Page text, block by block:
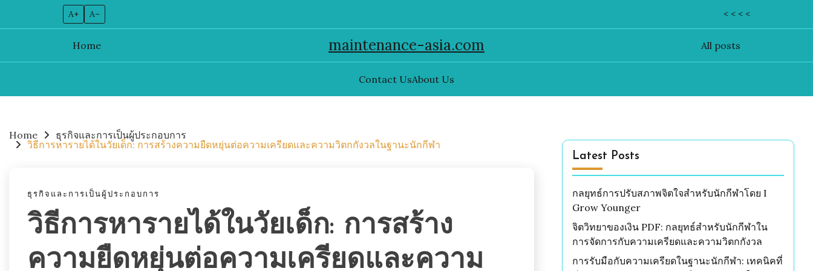
A+ A– < < < <
Home maintenance-asia.com All posts
Contact UsAbout Us
content
Home
ธุรกิจและการเป็นผู้ประกอบการ
วิธีการหารายได้ในวัยเด็ก: การสร้างความยืดหยุ่นต่อความเครียดและความวิตกกังวลในฐานะนักกีฬา
ธุรกิจและการเป็นผู้ประกอบการ
วิธีการหารายได้ในวัยเด็ก: การสร้าง
ความยืดหยุ่นต่อความเครียดและความ
Latest Posts
กลยุทธ์การปรับสภาพจิตใจสำหรับนักกีฬาโดย I
Grow Younger
จิตวิทยาของเงิน PDF: กลยุทธ์สำหรับนักกีฬาใน
การจัดการกับความเครียดและความวิตกกังวล
การรับมือกับความเครียดในฐานะนักกีฬา: เทคนิคที่